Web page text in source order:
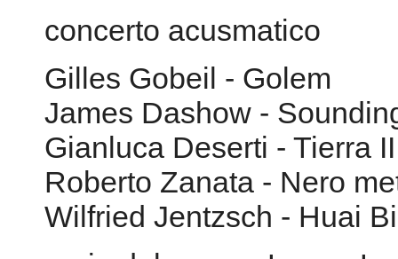
concerto acusmatico
Gilles Gobeil - Golem
James Dashow -
Gianluca Deserti - Tierra II
Roberto Zanata - Nero
Wilfried Jentzsch - Huai